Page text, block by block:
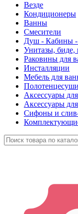
Везде
Кондиционеры
Ванны
Смесители
Душ - Кабины
Унитазы, биде,
Раковины для
Инсталляции
Мебель для
Аксессуары
Аксессуары
Сифоны и